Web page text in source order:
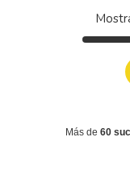
Más de 60